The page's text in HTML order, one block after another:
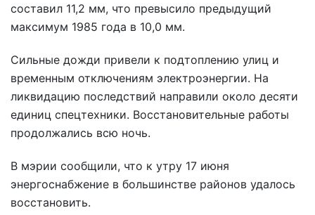
составил 11,2 мм, что превысило предыдущий
максимум 1985 года в 10,0 мм.
Сильные дожди привели к подтоплению улиц и
временным отключениям электроэнергии. На
ликвидацию последствий направили около десяти
единиц спецтехники. Восстановительные работы
продолжались всю ночь.
В мэрии сообщили, что к утру 17 июня
энергоснабжение в большинстве районов удалось
восстановить.